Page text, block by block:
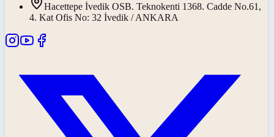
Hacettepe İvedik OSB. Teknokenti 1368. Cadde No.61,
4. Kat Ofis No: 32 İvedik / ANKARA